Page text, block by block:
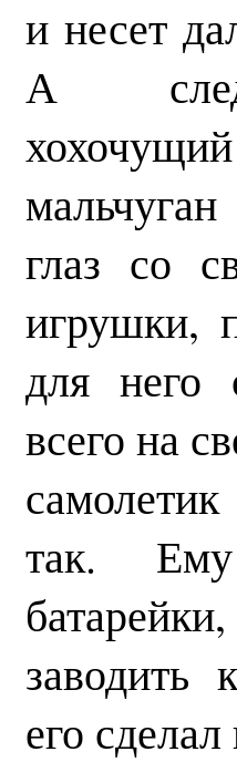
и несет
А
глаз со
игрушки,
для него
всего на
так.
его